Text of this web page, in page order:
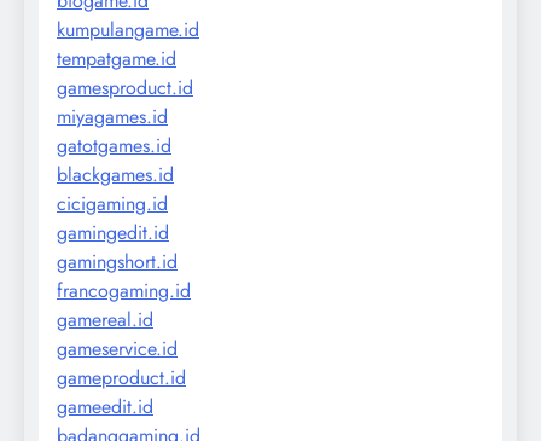
kumpulangame.id
tempatgame.id
gamesproduct.id
miyagames.id
gatotgames.id
blackgames.id
cicigaming.id
gamingedit.id
gamingshort.id
francogaming.id
gamereal.id
gameservice.id
gameproduct.id
gameedit.id